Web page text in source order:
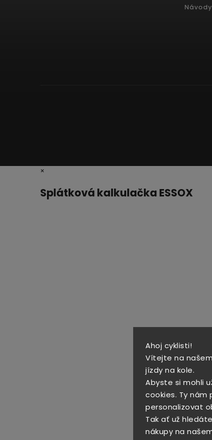
Ahoj cyklisti!
Vítejte na
jízdy na kole.
Abyste si mohli
cookies. Ty
personalizovat
Tak ať už
nákupy na
×
Splátková kalkulačka ESSOX